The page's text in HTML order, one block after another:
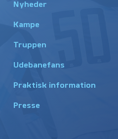
Nyheder
Kampe
Truppen
Udebanefans
Praktisk information
Presse